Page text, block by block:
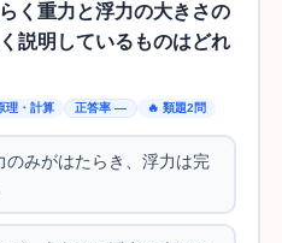
く重力と浮力の大きさの
説明しているものはどれ
理・計算 正答率 — 🔥 類題2問
のみがはたらき、浮力は完